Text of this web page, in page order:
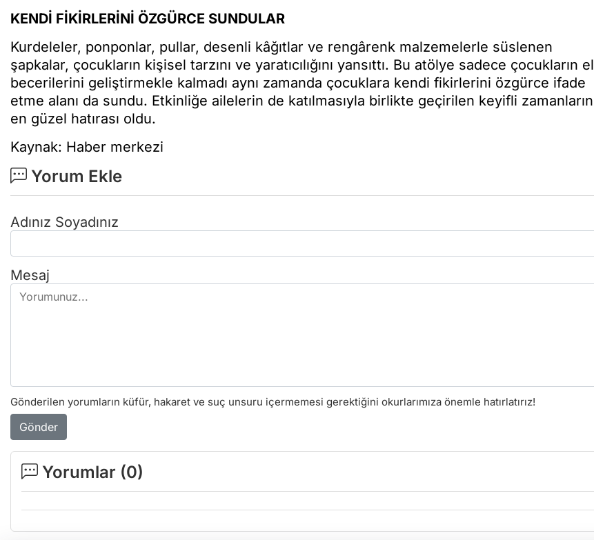
KENDİ FİKİRLERİNİ ÖZGÜRCE SUNDULAR
Kurdeleler, ponponlar, pullar, desenli kâğıtlar ve rengârenk malzemelerle süslenen
şapkalar, çocukların kişisel tarzını ve yaratıcılığını yansıttı. Bu atölye sadece çocukların el
becerilerini geliştirmekle kalmadı aynı zamanda çocuklara kendi fikirlerini özgürce ifade
etme alanı da sundu. Etkinliğe ailelerin de katılmasıyla birlikte geçirilen keyifli zamanların
en güzel hatırası oldu.
Kaynak: Haber merkezi
Yorum Ekle
Adınız Soyadınız
Mesaj
Gönderilen yorumların küfür, hakaret ve suç unsuru içermemesi gerektiğini okurlarımıza önemle hatırlatırız!
Gönder
Yorumlar (0)